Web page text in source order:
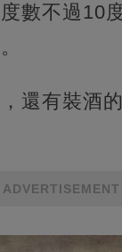
數不過10
還有裝酒
ADVERTISEMENT